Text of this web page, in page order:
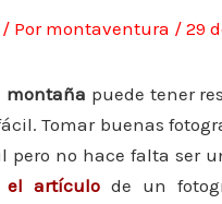
/ Por montaventura / 29
montaña puede tener
Tomar buenas
no hace falta ser
el artículode un